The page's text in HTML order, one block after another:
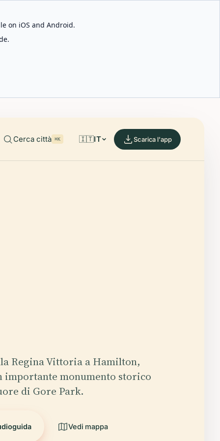
on iOS and Android.
Cerca città ⌘K 🇮🇹IT Scarica l'app
Regina Vittoria a Hamilton,
importante monumento storico
di Gore Park.
Vedi mappa